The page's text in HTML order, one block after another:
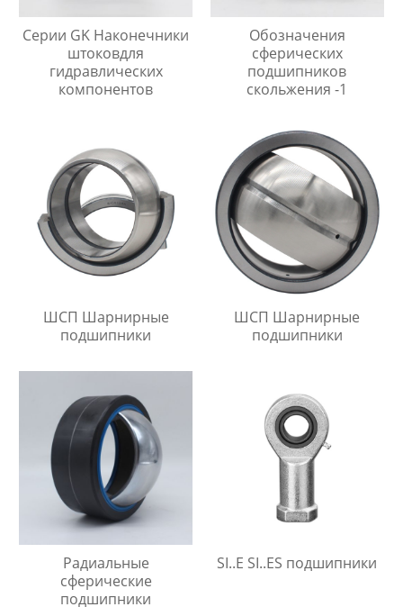
Серии GK Наконечники
штоковдля
гидравлических
компонентов
Обозначения
сферических
подшипников
скольжения -1
ШСП Шарнирные
подшипники
ШСП Шарнирные
подшипники
Радиальные
сферические
подшипники
SI..E SI..ES подшипники